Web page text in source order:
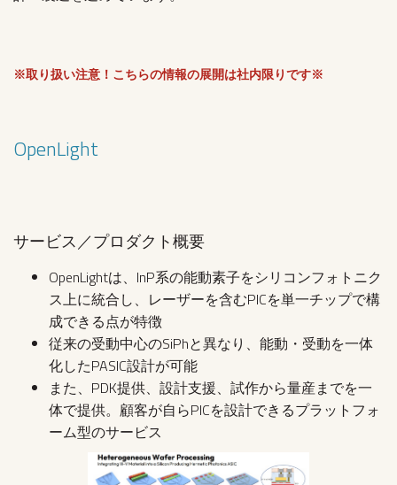
※取り扱い注意！こちらの情報の展開は社内限りです※
OpenLight
サービス／プロダクト概要
OpenLightは、InP系の能動素子をシリコンフォトニク
ス上に統合し、レーザーを含むPICを単一チップで構
成できる点が特徴
従来の受動中心のSiPhと異なり、能動・受動を一体
化したPASIC設計が可能
また、PDK提供、設計支援、試作から量産までを一
体で提供。顧客が自らPICを設計できるプラットフォ
ーム型のサービス